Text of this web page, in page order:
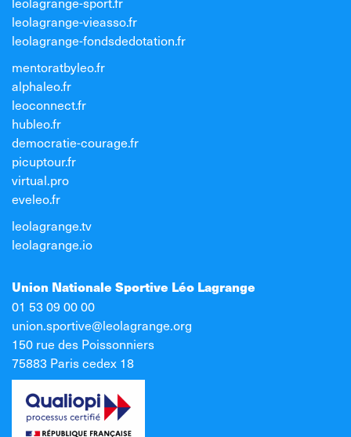
leolagrange-vieasso.fr
leolagrange-fondsdedotation.fr
mentoratbyleo.fr
alphaleo.fr
leoconnect.fr
hubleo.fr
democratie-courage.fr
picuptour.fr
virtual.pro
eveleo.fr
leolagrange.tv
leolagrange.io
Union Nationale Sportive Léo Lagrange
01 53 09 00 00
union.sportive@leolagrange.org
150 rue des Poissonniers
75883 Paris cedex 18